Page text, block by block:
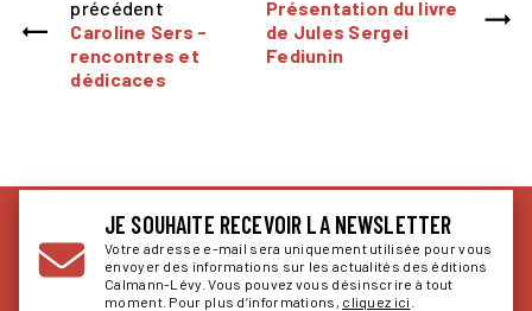
précédent
Caroline Sers -
rencontres et
dédicaces
Présentation du livre
de Jules Sergei
Fediunin
JE SOUHAITE RECEVOIR LA NEWSLETTER
Votre adresse e-mail sera uniquement utilisée pour vous
envoyer des informations sur les actualités des éditions
Calmann-Lévy. Vous pouvez vous désinscrire à tout
moment. Pour plus d’informations, cliquez ici